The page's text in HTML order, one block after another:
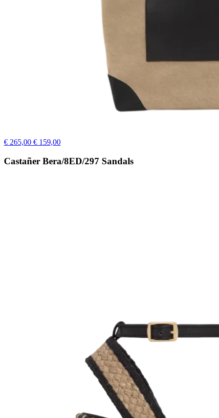
€ 265,00 € 159,00
Castañer Bera/8ED/297 Sandals